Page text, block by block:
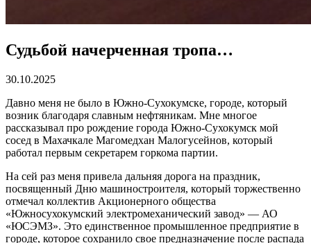
Судьбой начерченная тропа…
30.10.2025
Давно меня не было в Южно-Сухокумске, городе, который
возник благодаря славным нефтяникам. Мне многое
рассказывал про рождение города Южно-Сухокумск мой
сосед в Махачкале Магомедхан Малогусейнов, который
работал первым секретарем горкома партии.
На сей раз меня привела дальняя дорога на праздник,
посвященный Дню машиностроителя, который торжественно
отмечал коллектив Акционерного общества
«Южносухокумский электромеханический завод» — АО
«ЮСЭМЗ». Это единственное промышленное предприятие в
городе, которое сохранило свое предназначение после распада